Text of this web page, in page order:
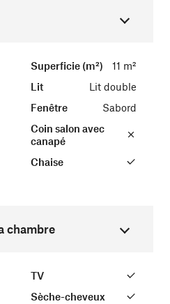
Superficie (m²)
11 m²
Lit
Lit double
Fenêtre
Sabord
Coin salon avec
canapé
Chaise
chambre
TV
Sèche-cheveux